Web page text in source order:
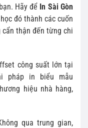
Hãy để In Sài Gòn
đó thành các cuốn
cẩn thận đến từng chi
công suất lớn tại
pháp in biểu mẫu
hiệu nhà hàng,
qua trung gian,